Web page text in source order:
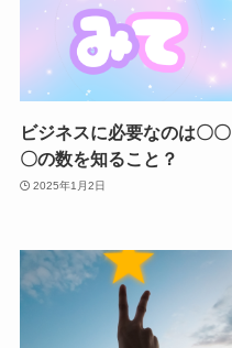
ビジネスに必要なのは〇〇
〇の数を知ること？
2025年1月2日